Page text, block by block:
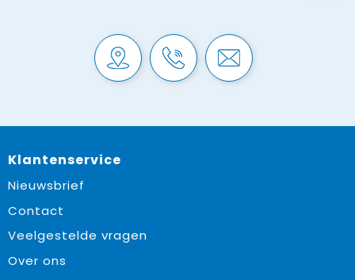
Klantenservice
Nieuwsbrief
Contact
Veelgestelde vragen
Over ons